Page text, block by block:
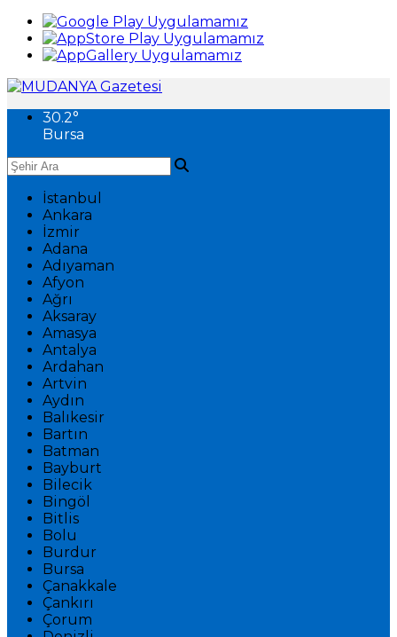
30.2°
Bursa
İstanbul
Ankara
İzmir
Adana
Adıyaman
Afyon
Ağrı
Aksaray
Amasya
Antalya
Ardahan
Artvin
Aydın
Balıkesir
Bartın
Batman
Bayburt
Bilecik
Bingöl
Bitlis
Bolu
Burdur
Bursa
Çanakkale
Çankırı
Çorum